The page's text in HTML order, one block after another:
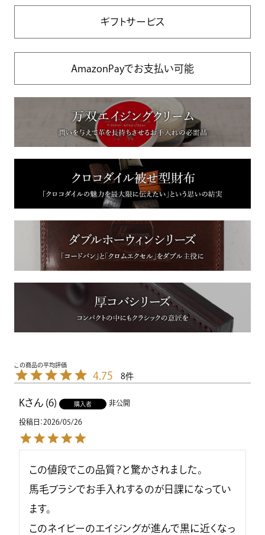
ギフトサービス
AmazonPayでお支払い可能
4.75 8
K 6 購入者 非公開
投稿日 2026/05/26
この値段でこの品質？と驚かされました。
馬毛ブラシでお手入れするのが日課になってい
ます。
このネイビーのエイジングが進んで黒に近くなっ